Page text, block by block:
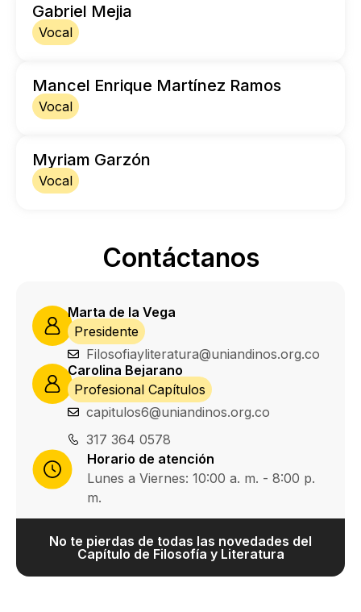
Gabriel Mejia
Vocal
Mancel Enrique Martínez Ramos
Vocal
Myriam Garzón
Vocal
Contáctanos
Marta de la Vega
Presidente
Filosofiayliteratura@uniandinos.org.co
Carolina Bejarano
Profesional Capítulos
capitulos6@uniandinos.org.co
317 364 0578
Horario de atención
Lunes a Viernes: 10:00 a. m. - 8:00 p.
m.
No te pierdas de todas las novedades del
Capítulo de Filosofía y Literatura